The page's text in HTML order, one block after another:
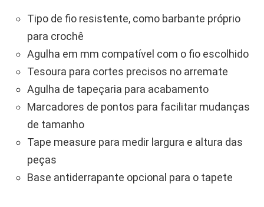
Tipo de fio resistente, como barbante próprio
para crochê
Agulha em mm compatível com o fio escolhido
Tesoura para cortes precisos no arremate
Agulha de tapeçaria para acabamento
Marcadores de pontos para facilitar mudanças
de tamanho
Tape measure para medir largura e altura das
peças
Base antiderrapante opcional para o tapete